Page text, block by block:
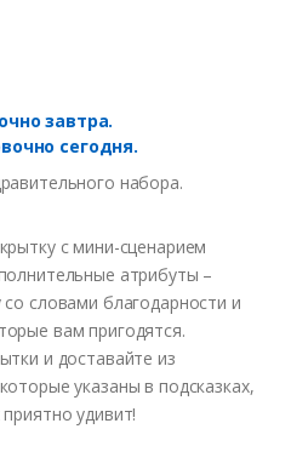
завтра.
сегодня.
набора.
с мини-сценарием
атрибуты –
словами благодарности и
вам пригодятся.
и доставайте из
указаны в подсказках,
удивит!